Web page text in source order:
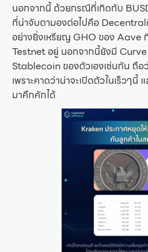
นอกจากนี้ ด้วยกรณีที่เกิดกับ
ที่น่าจับตามองต่อไปคือ
อย่างยิ่งเหรียญ GHO ของ Aave
Testnet อยู่ นอกจากนี้ยังมี
Stablecoin ของตัวเองเช่นกัน ถือ
เพราะคาดว่าน่าจะเปิดตัวในเร็วๆนี้
มาคึกคักได้